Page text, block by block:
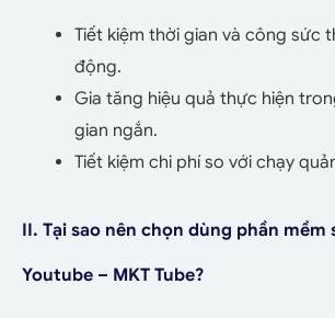
Tiết kiệm thời gian và công sức
động.
Gia tăng hiệu quả thực hiện
gian ngắn.
Tiết kiệm chi phí so với chạy
II. Tại sao nên chọn dùng phần mềm
Youtube – MKT Tube?